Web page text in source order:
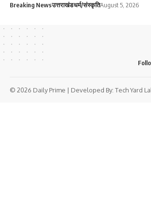
Breaking Newsउत्तराखंडधर्म/संस्कृतिAugust 5, 2026
© 2026 Daily Prime | Developed By: Tech Yard